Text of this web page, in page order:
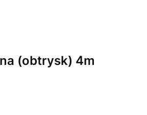
(obtrysk) 4m